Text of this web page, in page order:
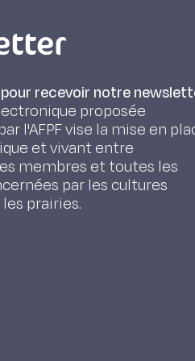
autonomy, a
use of inputs, was
the RICA network.
threw light on
of concentrates,
by 50%, so that the
even though the
1.7 L.U./ha). These
(multi-specific
recevoir notre
proposée
l'AFPF vise la mise en
et vivant entre
membres et toutes les
par les cultures
prairies.